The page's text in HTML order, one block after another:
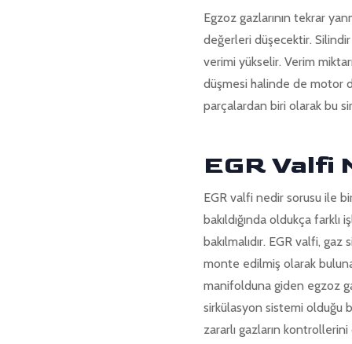
Egzoz gazlarının tekrar
değerleri düşecektir. Silindir
verimi yükselir. Verim
düşmesi halinde de motor
parçalardan biri olarak bu
EGR Valfi
EGR valfi nedir sorusu ile
bakıldığında oldukça
bakılmalıdır. EGR valfi,
monte edilmiş olarak
manifolduna giden egzoz
sirkülasyon sistemi olduğu
zararlı gazların